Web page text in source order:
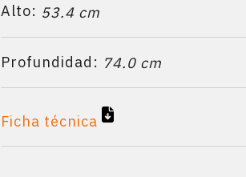
Alto: 53.4 cm
Profundidad: 74.0 cm
Ficha técnica